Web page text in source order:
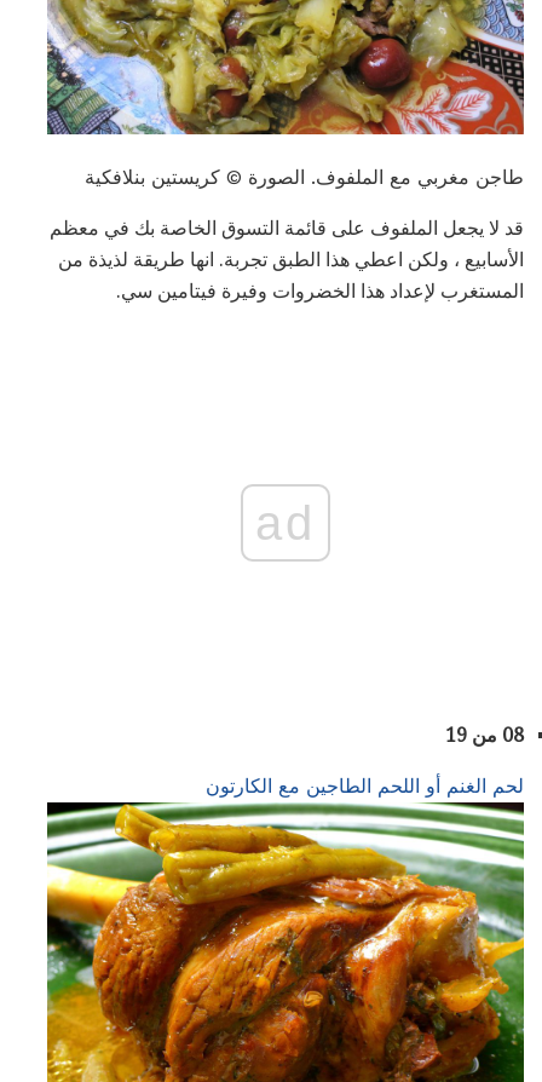
طاجن مغربي مع الملفوف. الصورة © كريستين بنلافكية
قد لا يجعل الملفوف على قائمة التسوق الخاصة بك في معظم
الأسابيع ، ولكن اعطي هذا الطبق تجربة. انها طريقة لذيذة من
المستغرب لإعداد هذا الخضروات وفيرة فيتامين سي.
ad
08 من 19
لحم الغنم أو اللحم الطاجين مع الكارتون